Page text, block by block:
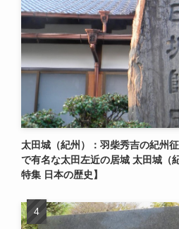
太田城（紀州）：羽柴秀吉の紀州
で有名な太田左近の居城 太田城（
特集 日本の歴史】